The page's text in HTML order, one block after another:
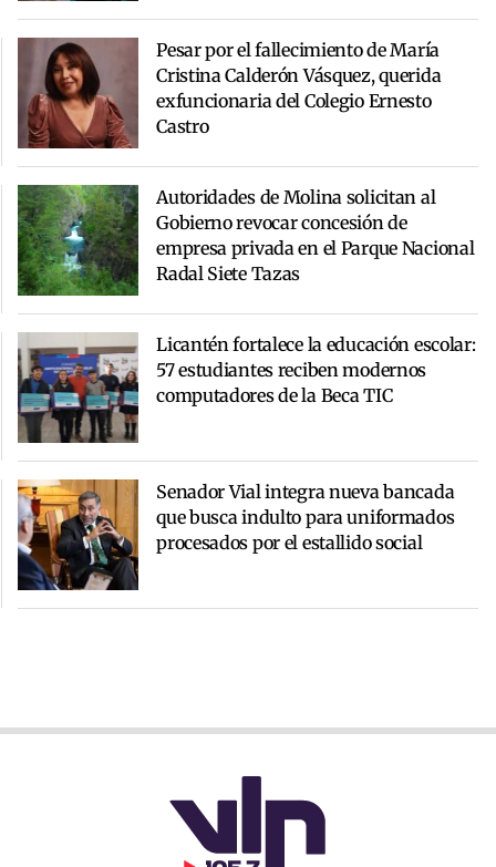
Pesar por el fallecimiento de María
Cristina Calderón Vásquez, querida
exfuncionaria del Colegio Ernesto
Castro
Autoridades de Molina solicitan al
Gobierno revocar concesión de
empresa privada en el Parque Nacional
Radal Siete Tazas
Licantén fortalece la educación escolar:
57 estudiantes reciben modernos
computadores de la Beca TIC
Senador Vial integra nueva bancada
que busca indulto para uniformados
procesados por el estallido social